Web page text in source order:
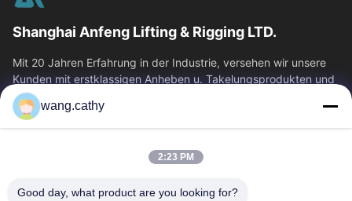
Shanghai Anfeng Lifting & Rigging LTD.
Mit 20 Jahren Erfahrung in der Industrie, versehen wir unsere
Kunden mit erstklassigen Anheben u. Takelungsprodukten und
kundenspezifischen...
Schnelllinks
Fabrik-Ausflug
Qualitätskontrolle
wang.cathy
2:23 PM
Good day, what product are you looking for?